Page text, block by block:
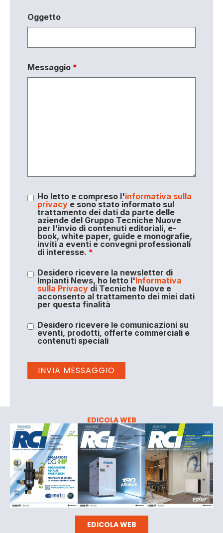
Oggetto
Messaggio *
Ho letto e compreso l'informativa sulla
privacye sono stato informato sul
trattamento dei dati da parte delle
aziende del Gruppo Tecniche Nuove
per l'invio di contenuti editoriali, e-
book, white paper, guide e monografie,
inviti a eventi e convegni professionali
di interesse. *
Desidero ricevere la newsletter di
Impianti News, ho letto l'Informativa
sulla Privacydi Tecniche Nuove e
acconsento al trattamento dei miei dati
per questa finalità
Desidero ricevere le comunicazioni su
eventi, prodotti, offerte commerciali e
contenuti speciali
EDICOLA WEB
EDICOLA WEB